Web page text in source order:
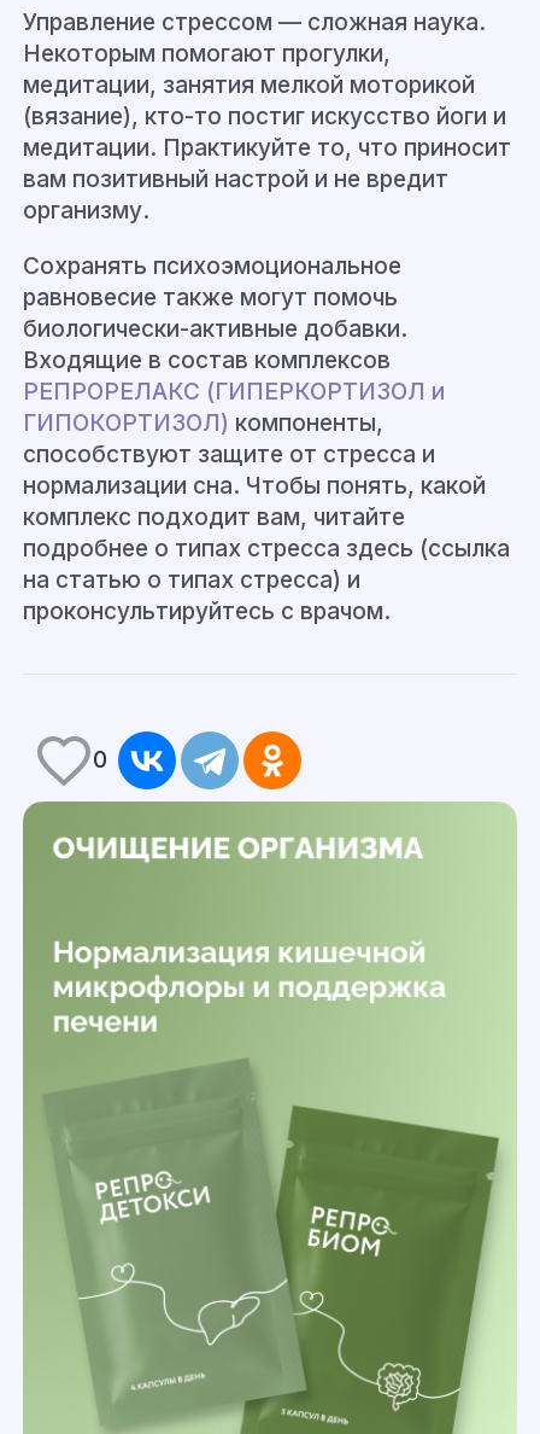
Управление стрессом — сложная наука.
Некоторым помогают прогулки,
медитации, занятия мелкой моторикой
(вязание), кто-то постиг искусство йоги и
медитации. Практикуйте то, что приносит
вам позитивный настрой и не вредит
организму.
Сохранять психоэмоциональное
равновесие также могут помочь
биологически-активные добавки.
Входящие в состав комплексов
РЕПРОРЕЛАКС (ГИПЕРКОРТИЗОЛ и
ГИПОКОРТИЗОЛ) компоненты,
способствуют защите от стресса и
нормализации сна. Чтобы понять, какой
комплекс подходит вам, читайте
подробнее о типах стресса здесь (ссылка
на статью о типах стресса) и
проконсультируйтесь с врачом.
0